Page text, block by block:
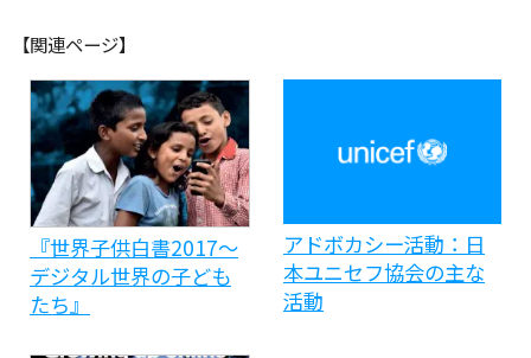
【関連ページ】
『世界子供白書2017～
デジタル世界の子ども
たち』
アドボカシー活動：日
本ユニセフ協会の主な
活動